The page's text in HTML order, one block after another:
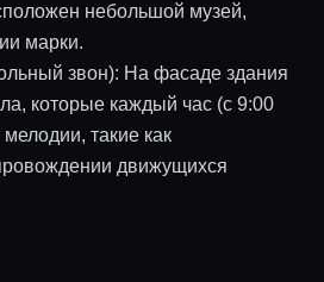
небольшой музей,
марки.
звон): На фасаде здания
которые каждый час (с 9:00
такие как
движущихся